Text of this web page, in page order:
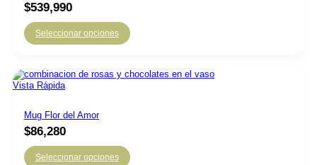
$539,990
Seleccionar opciones
Vista Rápida
Mug Flor del Amor
$86,280
Seleccionar opciones